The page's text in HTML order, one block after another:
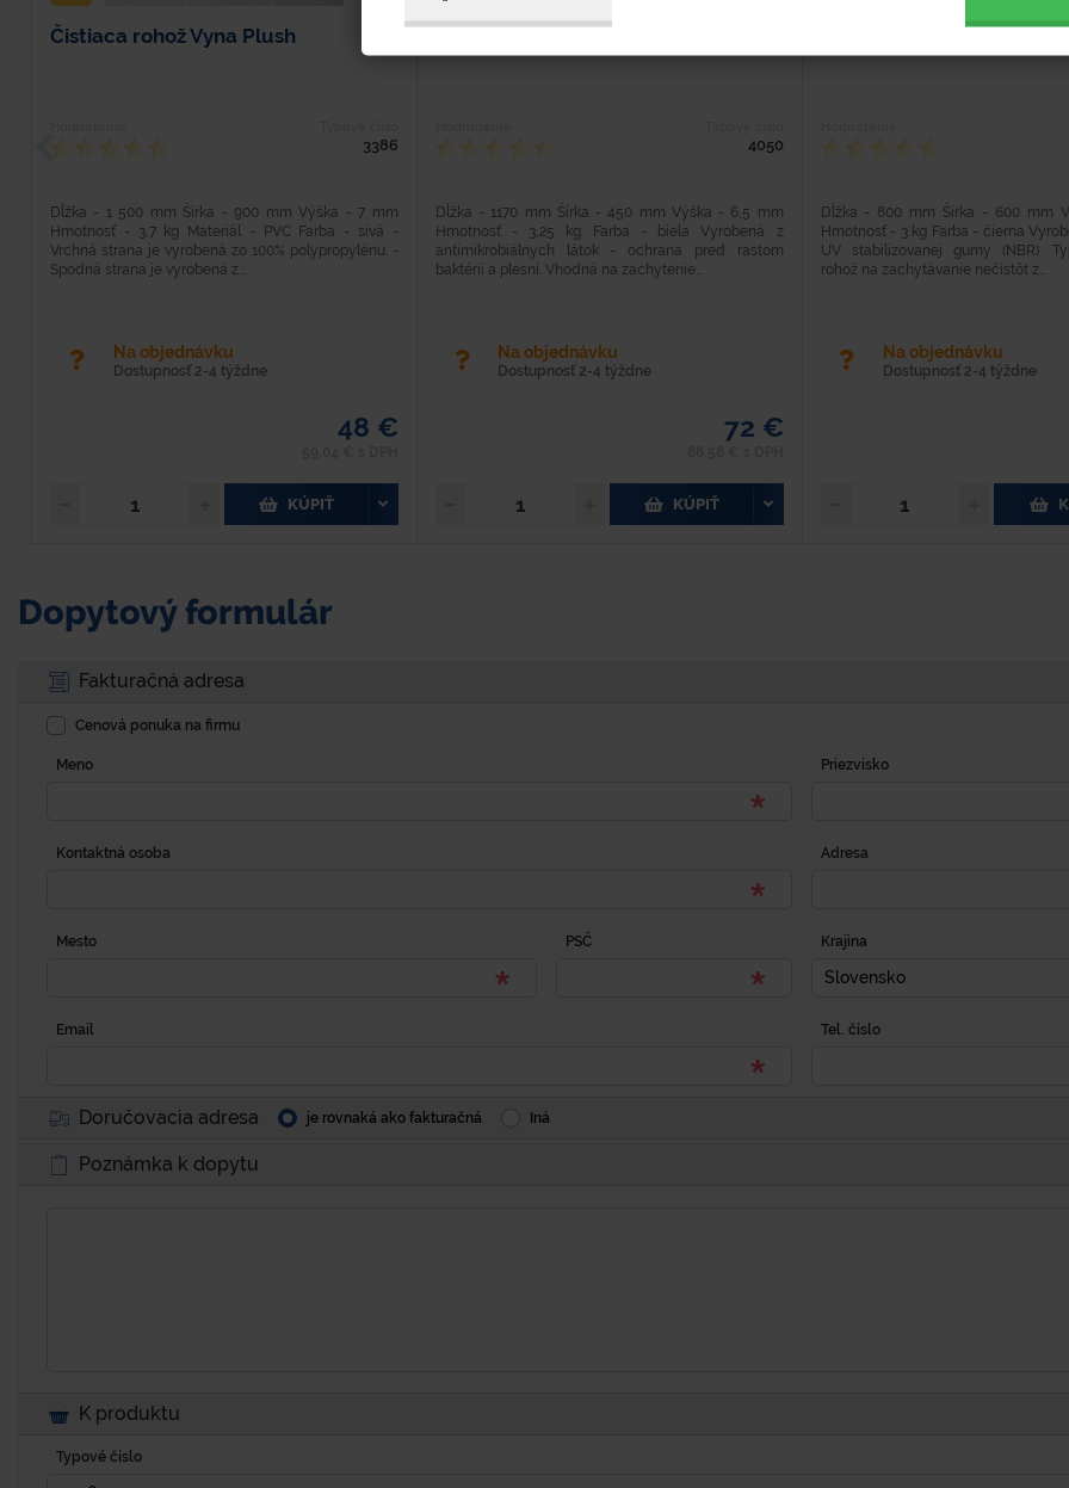
Čistiaca rohož Vyna Plush
3386
Dĺžka - 1 500 mm Šírka - 900 mm Výška - 7 mm
Hmotnosť - 3,7 kg Materiál - PVC Farba - sivá -
Vrchná strana je vyrobená zo 100% polypropylénu. -
Spodná strana je vyrobená z...
Na objednávku
Dostupnosť 2-4 týždne
48 €
KÚPIŤ
4050
Dĺžka - 1170 mm Šírka - 450 mm Výška - 6,5 mm
Hmotnosť - 3,25 kg Farba - biela Vyrobená z
antimikrobiálnych látok - ochrana pred rastom
baktérií a plesní. Vhodná na zachytenie...
Na objednávku
Dostupnosť 2-4 týždne
72 €
KÚPIŤ
Dĺžka - 800 mm Šírka - 600 mm
Hmotnosť - 3 kg Farba - čierna
UV stabilizovanej gumy (NBR).
rohož na zachytávanie nečistôt z...
Na objednávku
Dostupnosť 2-4 týždne
Dopytový formulár
Fakturačná adresa
Cenová ponuka na firmu
Meno Priezvisko
Kontaktná osoba Adresa
Mesto PSČ Krajina
Slovensko
Email Tel. číslo
Doručovacia adresa je rovnaká ako fakturačná Iná
Poznámka k dopytu
K produktu
Typové číslo